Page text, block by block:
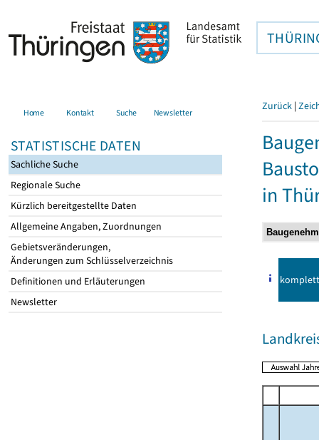
Home Kontakt Suche Newsletter
STATISTISCHE DATEN
Sachliche Suche
Regionale Suche
Kürzlich bereitgestellte Daten
Allgemeine Angaben, Zuordnungen
Gebietsveränderungen,
Änderungen zum Schlüsselverzeichnis
Definitionen und Erläuterungen
Newsletter
Zurück |
in
komplett